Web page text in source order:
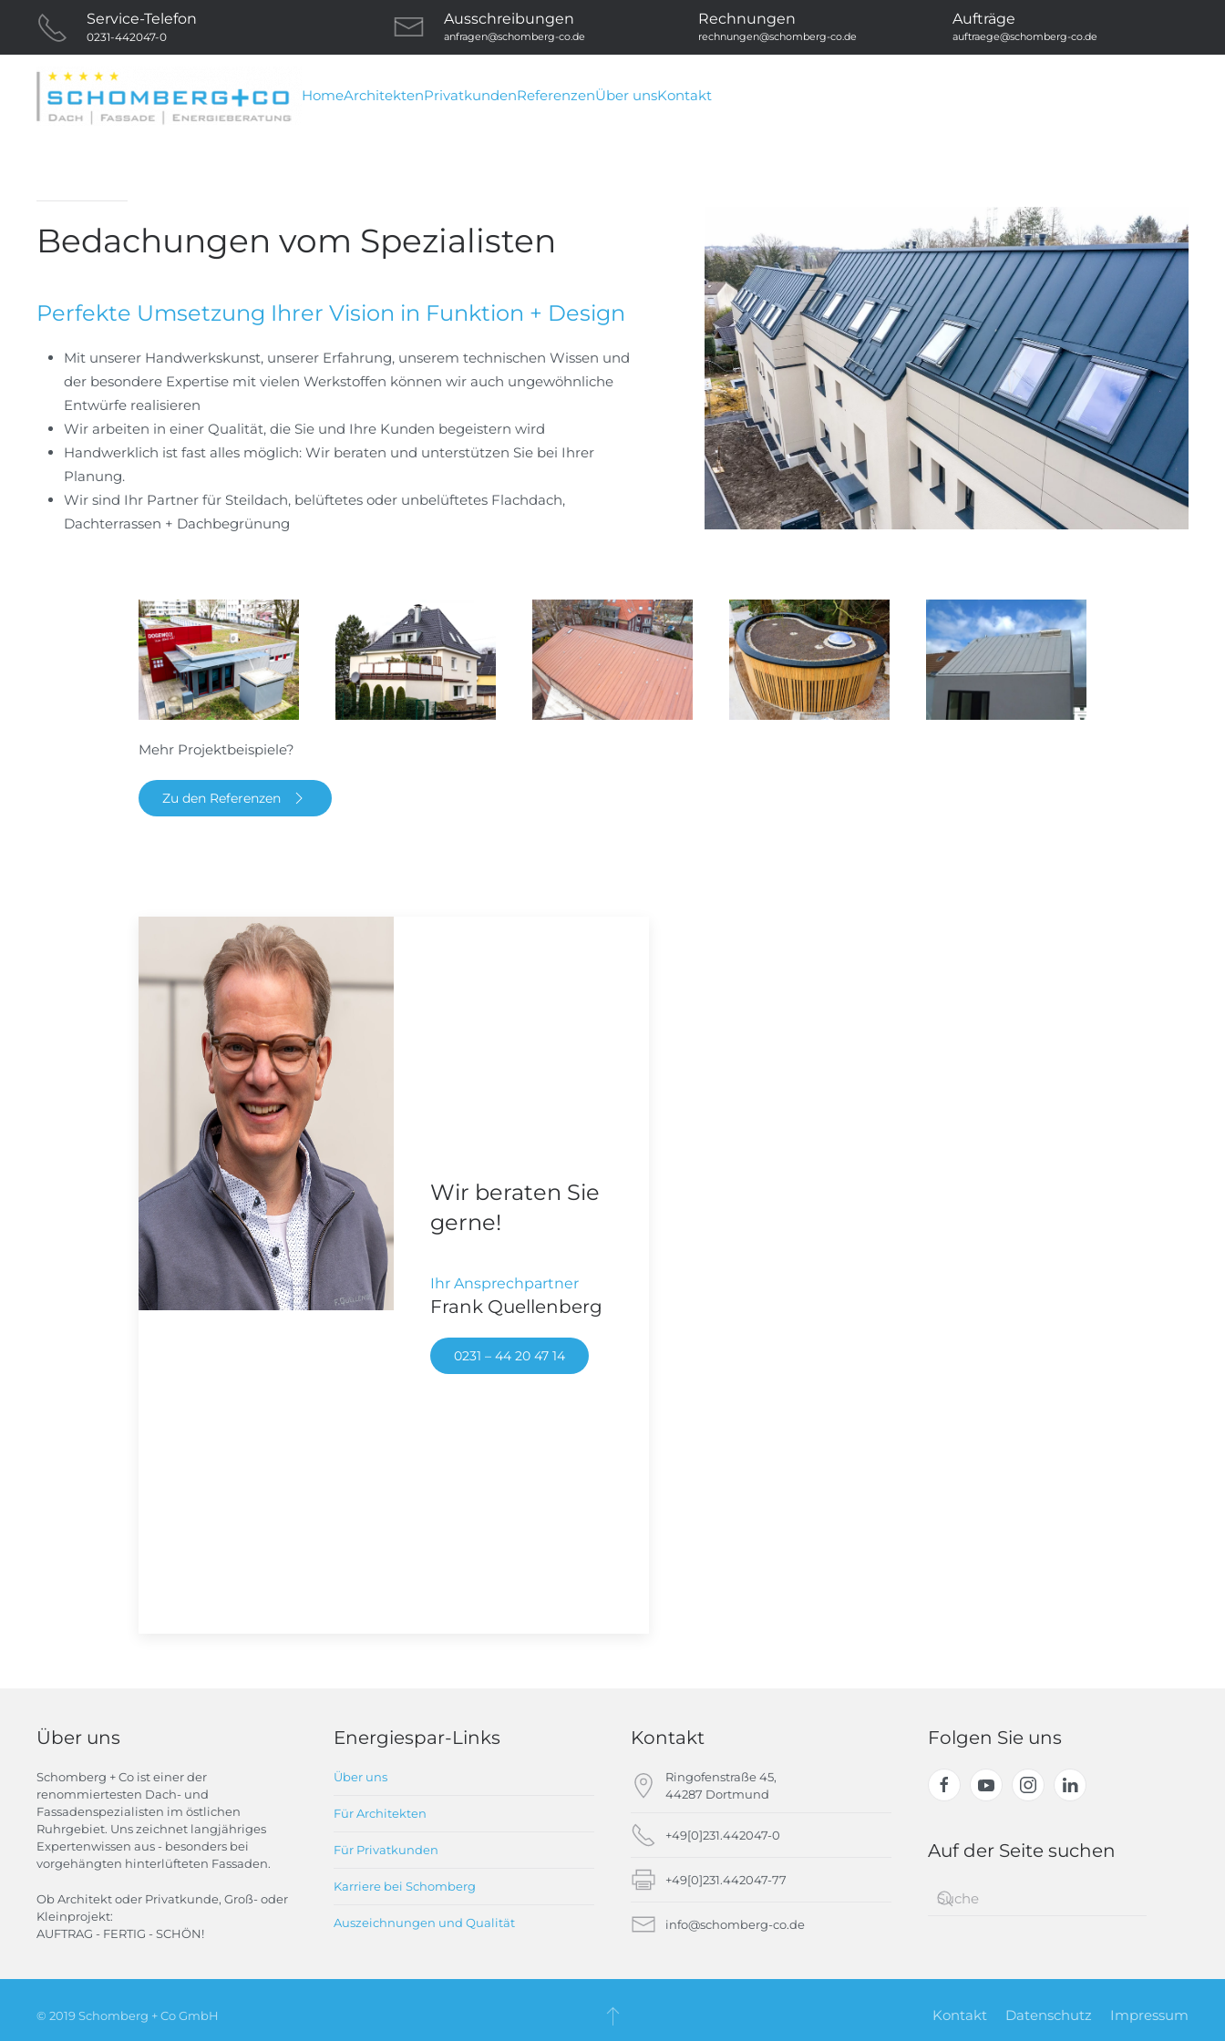
Skip
main
content
Service-Telefon
0231-442047-0
Ausschreibungen
anfragen@schomberg-co.de
Rechnungen
rechnungen@schomberg-co.de
Aufträge
auftraege@schomberg-co.de
HomeArchitektenPrivatkundenReferenzenÜber unsKontakt
Bedachungen vom Spezialisten
Perfekte Umsetzung Ihrer Vision in Funktion + Design
Mit unserer Handwerkskunst, unserer Erfahrung, unserem technischen Wissen und
der besondere Expertise mit vielen Werkstoffen können wir auch ungewöhnliche
Entwürfe realisieren
Wir arbeiten in einer Qualität, die Sie und Ihre Kunden begeistern wird
Handwerklich ist fast alles möglich: Wir beraten und unterstützen Sie bei Ihrer
Planung.
Wir sind Ihr Partner für Steildach, belüftetes oder unbelüftetes Flachdach,
Dachterrassen + Dachbegrünung
Mehr Projektbeispiele?
Zu den Referenzen
Wir beraten Sie
gerne!
Ihr Ansprechpartner
Frank Quellenberg
0231 – 44 20 47 14
Über uns
Schomberg + Co ist einer der
renommiertesten Dach- und
Fassadenspezialisten im östlichen
Ruhrgebiet. Uns zeichnet langjähriges
Expertenwissen aus - besonders bei
vorgehängten hinterlüfteten Fassaden.
Ob Architekt oder Privatkunde, Groß- oder
Kleinprojekt:
AUFTRAG - FERTIG - SCHÖN!
Energiespar-Links
Über uns
Für Architekten
Für Privatkunden
Karriere bei Schomberg
Auszeichnungen und Qualität
Kontakt
Ringofenstraße 45,
44287 Dortmund
+49[0]231.442047-0
+49[0]231.442047-77
info@schomberg-co.de
Folgen Sie uns
Auf der Seite suchen
© 2019 Schomberg + Co GmbH Kontakt Datenschutz Impressum